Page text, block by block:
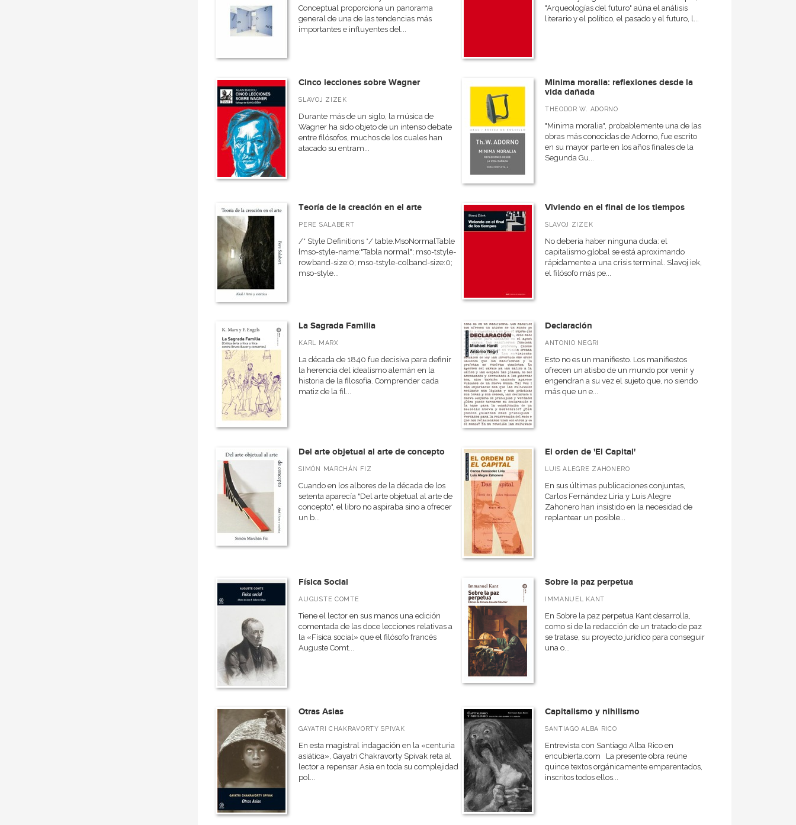
Conceptual proporciona un panorama
general de una de las tendencias más
importantes e influyentes del...
"Arqueologías del futuro" aúna el análisis
literario y el político, el pasado y el futuro, l...
Cinco lecciones sobre Wagner
SLAVOJ ZIZEK
Durante más de un siglo, la música de
Wagner ha sido objeto de un intenso debate
entre filósofos, muchos de los cuales han
atacado su entram...
Minima moralia: reflexiones desde la
vida dañada
THEODOR W. ADORNO
"Minima moralia", probablemente una de las
obras más conocidas de Adorno, fue escrito
en su mayor parte en los años finales de la
Segunda Gu...
Teoría de la creación en el arte
PERE SALABERT
/* Style Definitions */ table.MsoNormalTable
{mso-style-name:"Tabla normal"; mso-tstyle-
rowband-size:0; mso-tstyle-colband-size:0;
mso-style...
Viviendo en el final de los tiempos
SLAVOJ ZIZEK
No debería haber ninguna duda: el
capitalismo global se está aproximando
rápidamente a una crisis terminal. Slavoj iek,
el filósofo más pe...
La Sagrada Familia
KARL MARX
La década de 1840 fue decisiva para definir
la herencia del idealismo alemán en la
historia de la filosofía. Comprender cada
matiz de la fil...
Declaración
ANTONIO NEGRI
Esto no es un manifiesto. Los manifiestos
ofrecen un atisbo de un mundo por venir y
engendran a su vez el sujeto que, no siendo
más que un e...
Del arte objetual al arte de concepto
SIMÓN MARCHÁN FIZ
Cuando en los albores de la década de los
setenta aparecía "Del arte objetual al arte de
concepto", el libro no aspiraba sino a ofrecer
un b...
El orden de 'El Capital'
LUIS ALEGRE ZAHONERO
En sus últimas publicaciones conjuntas,
Carlos Fernández Liria y Luis Alegre
Zahonero han insistido en la necesidad de
replantear un posible...
Física Social
AUGUSTE COMTE
Tiene el lector en sus manos una edición
comentada de las doce lecciones relativas a
la «Física social» que el filósofo francés
Auguste Comt...
Sobre la paz perpetua
IMMANUEL KANT
En Sobre la paz perpetua Kant desarrolla,
como si de la redacción de un tratado de paz
se tratase, su proyecto jurídico para conseguir
una o...
Otras Asias
GAYATRI CHAKRAVORTY SPIVAK
En esta magistral indagación en la «centuria
asiática», Gayatri Chakravorty Spivak reta al
lector a repensar Asia en toda su complejidad
pol...
Capitalismo y nihilismo
SANTIAGO ALBA RICO
Entrevista con Santiago Alba Rico en
encubierta.com La presente obra reúne
quince textos orgánicamente emparentados,
inscritos todos ellos...